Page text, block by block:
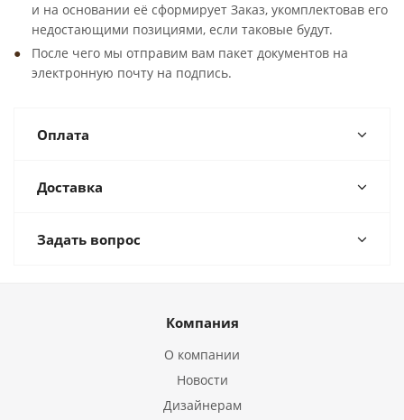
и на основании её сформирует Заказ, укомплектовав его
недостающими позициями, если таковые будут.
После чего мы отправим вам пакет документов на
электронную почту на подпись.
Оплата
Доставка
Задать вопрос
Компания
О компании
Новости
Дизайнерам